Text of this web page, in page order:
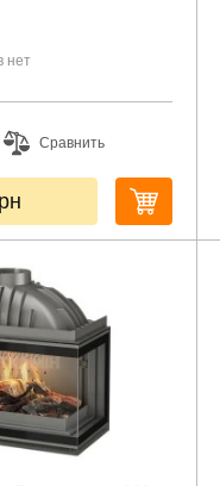
нет
Сравнить